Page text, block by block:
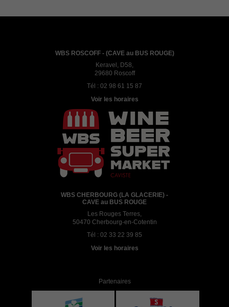
WBS ROSCOFF - (CAVE au BUS ROUGE)
Keravel, D58,
29680 Roscoff
Tél : 02 98 61 15 87
Voir les horaires
WBS CHERBOURG (LA GLACERIE) -
CAVE au BUS ROUGE
Les Rouges Terres,
50470 Cherbourg-en-Cotentin
Tél : 02 33 22 39 85
Voir les horaires
Partenaires